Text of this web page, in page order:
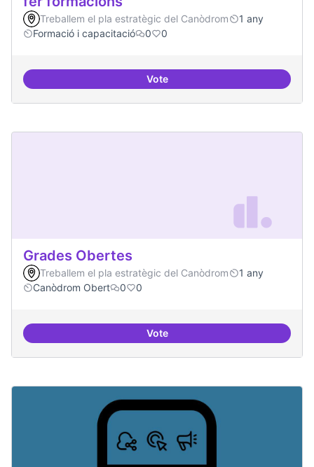
Treballem el pla estratègic del Canòdrom
1 any
Formació i capacitació
0 0
VoteCol·laboració amb Torre
Grades Obertes
Treballem el pla estratègic del Canòdrom
1 any
Canòdrom Obert
0 0
VoteGrades Obertes